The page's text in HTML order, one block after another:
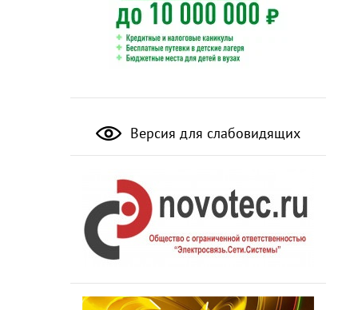
Версия для слабовидящих